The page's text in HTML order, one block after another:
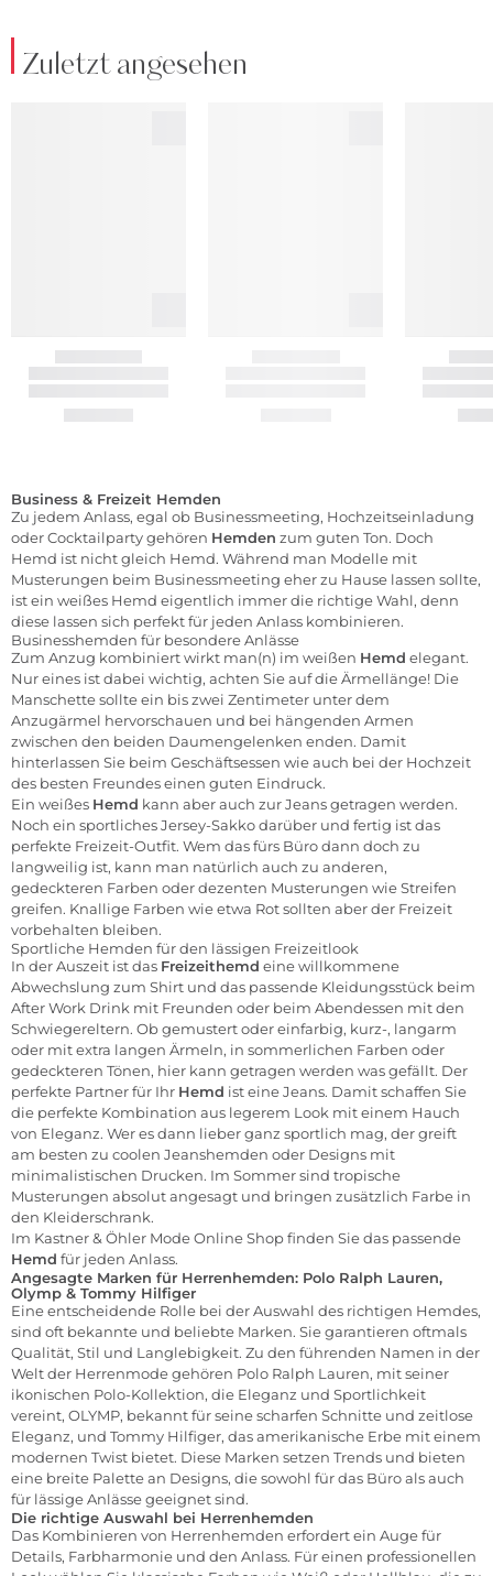
Zuletzt angesehen
Business & Freizeit Hemden
Zu jedem Anlass, egal ob Businessmeeting, Hochzeitseinladung
oder Cocktailparty gehören Hemden zum guten Ton. Doch
Hemd ist nicht gleich Hemd. Während man Modelle mit
Musterungen beim Businessmeeting eher zu Hause lassen sollte,
ist ein weißes Hemd eigentlich immer die richtige Wahl, denn
diese lassen sich perfekt für jeden Anlass kombinieren.
Businesshemden für besondere Anlässe
Zum Anzug kombiniert wirkt man(n) im weißen Hemd elegant.
Nur eines ist dabei wichtig, achten Sie auf die Ärmellänge! Die
Manschette sollte ein bis zwei Zentimeter unter dem
Anzugärmel hervorschauen und bei hängenden Armen
zwischen den beiden Daumengelenken enden. Damit
hinterlassen Sie beim Geschäftsessen wie auch bei der Hochzeit
des besten Freundes einen guten Eindruck.
Ein weißes Hemd kann aber auch zur Jeans getragen werden.
Noch ein sportliches Jersey-Sakko darüber und fertig ist das
perfekte Freizeit-Outfit. Wem das fürs Büro dann doch zu
langweilig ist, kann man natürlich auch zu anderen,
gedeckteren Farben oder dezenten Musterungen wie Streifen
greifen. Knallige Farben wie etwa Rot sollten aber der Freizeit
vorbehalten bleiben.
Sportliche Hemden für den lässigen Freizeitlook
In der Auszeit ist das Freizeithemd eine willkommene
Abwechslung zum Shirt und das passende Kleidungsstück beim
After Work Drink mit Freunden oder beim Abendessen mit den
Schwiegereltern. Ob gemustert oder einfarbig, kurz-, langarm
oder mitextra langen Ärmeln, in sommerlichen Farben oder
gedeckteren Tönen, hier kann getragen werden was gefällt. Der
perfekte Partner für Ihr Hemd ist eine Jeans. Damit schaffen Sie
die perfekte Kombination aus legerem Look mit einem Hauch
von Eleganz. Wer es dann lieber ganz sportlich mag, der greift
am besten zu coolen Jeanshemden oder Designs mit
minimalistischen Drucken. Im Sommer sind tropische
Musterungen absolut angesagt und bringen zusätzlich Farbe in
den Kleiderschrank.
Im Kastner & Öhler Mode Online Shopfinden Sie das passende
Hemd für jeden Anlass.
Angesagte Marken für Herrenhemden: Polo Ralph Lauren,
Olymp & Tommy Hilfiger
Eine entscheidende Rolle bei der Auswahl des richtigen Hemdes,
sind oft bekannte und beliebte Marken. Sie garantieren oftmals
Qualität, Stil und Langlebigkeit. Zu den führenden Namen in der
Welt der Herrenmode gehören Polo Ralph Lauren, mit seiner
ikonischen Polo-Kollektion, die Eleganz und Sportlichkeit
vereint, OLYMP, bekannt für seine scharfen Schnitte und zeitlose
Eleganz, und Tommy Hilfiger, das amerikanische Erbe mit einem
modernen Twist bietet. Diese Marken setzen Trends und bieten
eine breite Palette an Designs, die sowohl für das Büro als auch
für lässige Anlässe geeignet sind.
Die richtige Auswahl bei Herrenhemden
Das Kombinieren von Herrenhemden erfordert ein Auge für
Details, Farbharmonie und den Anlass. Für einen professionellen